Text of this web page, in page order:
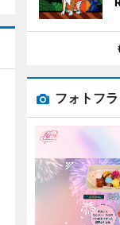
フォトフ